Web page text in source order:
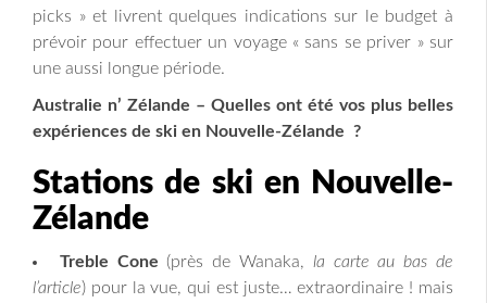
picks » et livrent quelques indications sur le budget à
prévoir pour effectuer un voyage « sans se priver » sur
une aussi longue période.
Australie n’ Zélande – Quelles ont été vos plus belles
expériences de ski en Nouvelle-Zélande ?
Stations de ski en Nouvelle-
Zélande
Treble Cone (près de Wanaka,
la carte au bas de
l’article) pour la vue, qui est juste… extraordinaire ! mais